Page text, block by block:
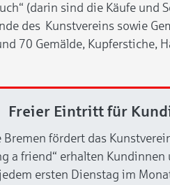
(darin sind die Käufe
des Kunstvereins sowie
70 Gemälde, Kupferstiche,
Freier Eintritt für
Bremen fördert das
a friend“ erhalten Kundinnen
ersten Dienstag im